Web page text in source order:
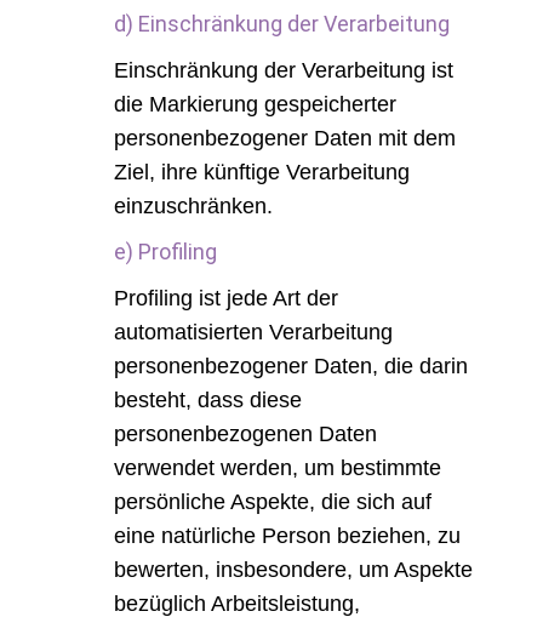
d) Einschränkung der Verarbeitung
Einschränkung der Verarbeitung ist
die Markierung gespeicherter
personenbezogener Daten mit dem
Ziel, ihre künftige Verarbeitung
einzuschränken.
e) Profiling
Profiling ist jede Art der
automatisierten Verarbeitung
personenbezogener Daten, die darin
besteht, dass diese
personenbezogenen Daten
verwendet werden, um bestimmte
persönliche Aspekte, die sich auf
eine natürliche Person beziehen, zu
bewerten, insbesondere, um Aspekte
bezüglich Arbeitsleistung,